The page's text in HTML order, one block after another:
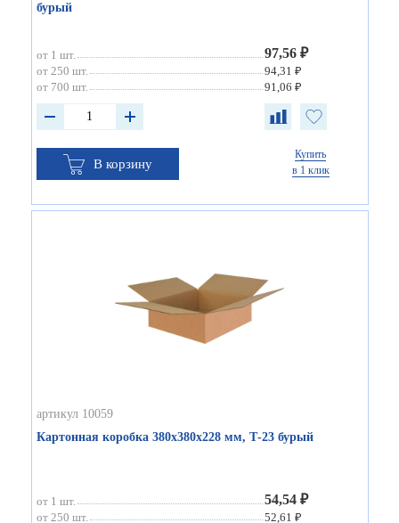
бурый
от 1 шт. 97,56 ₽
от 250 шт.
94,31 ₽
от 700 шт.
91,06 ₽
В корзину
Купить
в 1 клик
артикул 10059
Картонная коробка 380х380х228 мм, Т-23 бурый
от 1 шт. 54,54 ₽
от 250 шт. 52,61 ₽